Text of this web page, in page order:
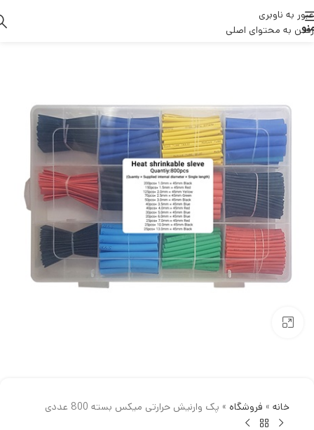
عبور به ناوبری
رفتن به محتوای اصلی
خانه » فروشگاه » پک وارنیش حرارتی میکس بسته 800 عددی